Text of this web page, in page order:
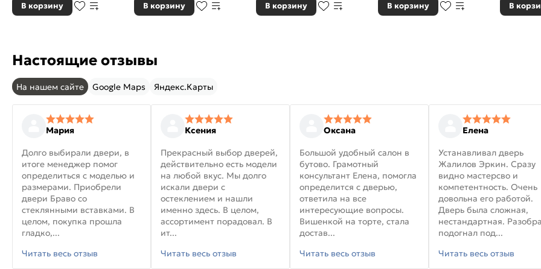
В корзину В корзину В корзину В корзину В
Настоящие отзывы
На нашем сайте Google Maps Яндекс.Карты
Мария
Долго выбирали двери, в
итоге менеджер помог
определиться с моделью и
размерами. Приобрели
двери Браво со
стеклянными вставками. В
целом, покупка прошла
гладко,...
Читать весь отзыв
Ксения
Прекрасный выбор дверей,
действительно есть модели
на любой вкус. Мы долго
искали двери с
остеклением и нашли
именно здесь. В целом,
ассортимент порадовал. В
ит...
Читать весь отзыв
Оксана
Большой удобный салон в
бутово. Грамотный
консультант Елена, помогла
определится с дверью,
ответила на все
интересующие вопросы.
Вишенкой на торте, стала
достав...
Читать весь отзыв
Елена
Устанавливал дверь
Жалилов Эркин. Сразу
видно мастерсво и
компетентность. Очень
довольна его работой.
Дверь была сложная,
нестандартная.
подогнал под...
Читать весь отзыв